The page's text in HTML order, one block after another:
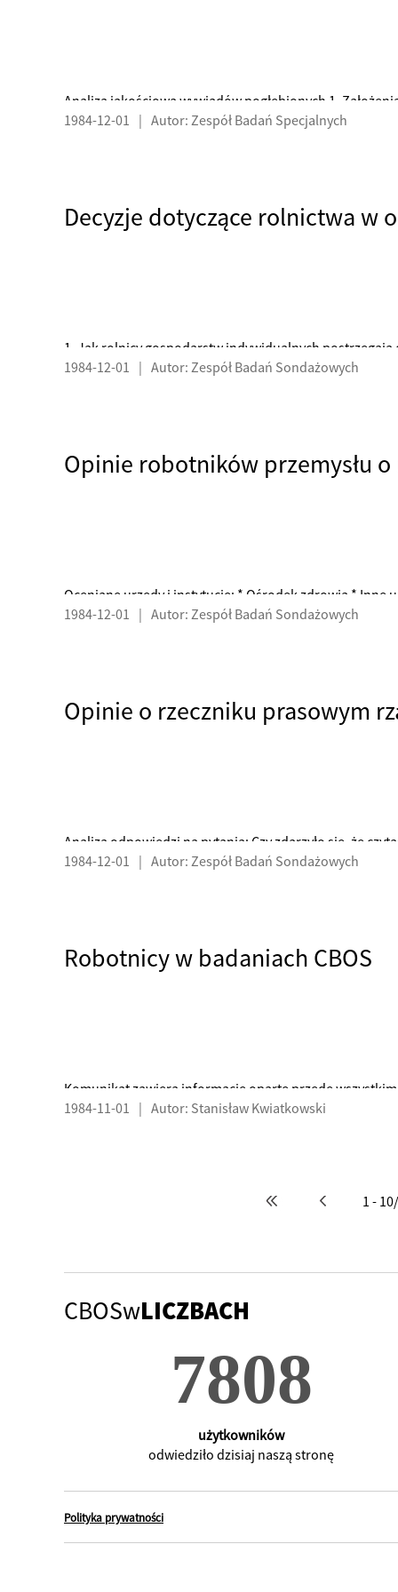
Analiza jakościowa wywiadów pogłębionych 1.
1984-12-01 | Autor: Zespół Badań Specjalnych
1. Jak rolnicy gospodarstw indywidualnych postrzegają
Jakich skutków spodziewają się rolnicy w odniesieniu
1984-12-01 | Autor: Zespół Badań Sondażowych
Oceniane urzędy i instytucje: * Ośrodek zdrowia * Inne
1984-12-01 | Autor: Zespół Badań Sondażowych
Opinie o rzeczniku prasowym
Analiza odpowiedzi na pytania: Czy zdarzyło się, że
telewizji, prasie wystąpienie rzecznika prasowego rządu?
1984-12-01 | Autor: Zespół Badań Sondażowych
Robotnicy w badaniach CBOS
Komunikat zawiera informacje oparte przede
prowadzonych wśród robotników i uzupełnionych opiniami
1984-11-01 | Autor: Stanisław Kwiatkowski
1 - 10/
CBOSwLICZBACH
użytkowników
odwiedziło dzisiaj naszą stronę
Polityka prywatności